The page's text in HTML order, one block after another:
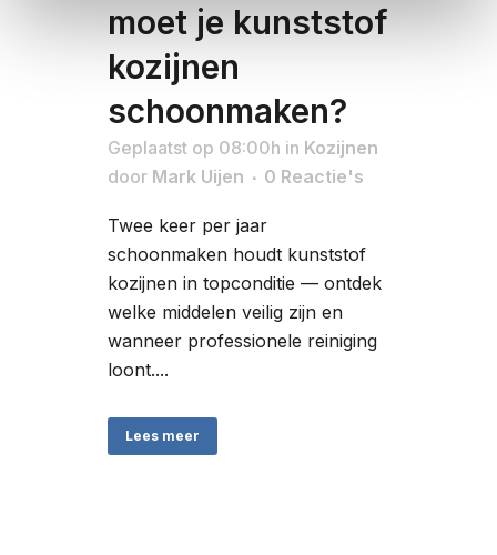
moet je kunststof
kozijnen
schoonmaken?
Geplaatst op 08:00h in Kozijnen
door Mark Uijen 0 Reactie's
Twee keer per jaar
schoonmaken houdt kunststof
kozijnen in topconditie — ontdek
welke middelen veilig zijn en
wanneer professionele reiniging
loont....
Lees meer